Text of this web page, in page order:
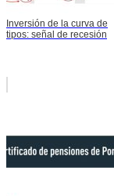
Inversión de la curva de
tipos: señal de recesión